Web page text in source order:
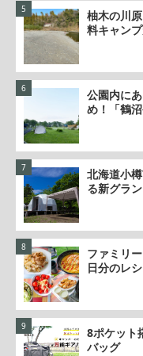
柚木の川
料キャン
公園内に
め！「鶴
北海道小
る新グラ
ファミリ
日分のレシ
8ポケット
バッグ